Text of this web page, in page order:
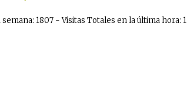
1807 - Visitas Totales en la última hora: 1